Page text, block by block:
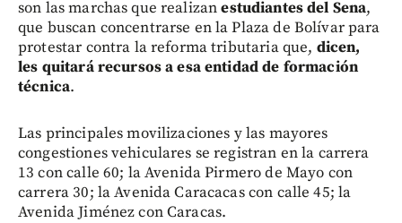
son las marchas que realizanestudiantes del Sena,
que buscan concentrarse en la Plaza de Bolívar para
protestar contra la reforma tributaria que, dicen,
les quitará recursos a esa entidad de formación
técnica.
Las principales movilizaciones y las mayores
congestiones vehiculares se registran en la carrera
13 con calle 60; la Avenida Pirmero de Mayo con
carrera 30; la Avenida Caracacas con calle 45; la
Avenida Jiménez con Caracas.